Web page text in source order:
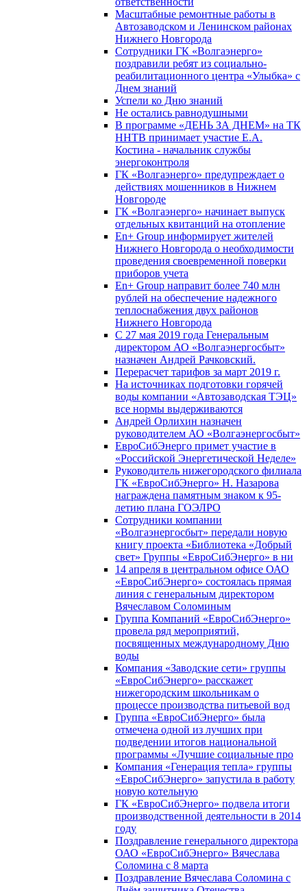
Масштабные ремонтные работы в
Автозаводском и Ленинском районах
Нижнего Новгорода
Сотрудники ГК «Волгаэнерго»
поздравили ребят из социально-
реабилитационного центра «Улыбка» с
Днем знаний
Успели ко Дню знаний
Не остались равнодушными
В программе «ДЕНЬ ЗА ДНЕМ» на ТК
ННТВ принимает участие Е.А.
Костина - начальник службы
энергоконтроля
ГК «Волгаэнерго» предупреждает о
действиях мошенников в Нижнем
Новгороде
ГК «Волгаэнерго» начинает выпуск
отдельных квитанций на отопление
En+ Group информирует жителей
Нижнего Новгорода о необходимости
проведения своевременной поверки
приборов учета
En+ Group направит более 740 млн
рублей на обеспечение надежного
теплоснабжения двух районов
Нижнего Новгорода
С 27 мая 2019 года Генеральным
директором АО «Волгаэнергосбыт»
назначен Андрей Рачковский.
Перерасчет тарифов за март 2019 г.
На источниках подготовки горячей
воды компании «Автозаводская ТЭЦ»
все нормы выдерживаются
Андрей Орлихин назначен
руководителем АО «Волгаэнергосбыт»
ЕвроСибЭнерго примет участие в
«Российской Энергетической Неделе»
Руководитель нижегородского филиала
ГК «ЕвроСибЭнерго» Н. Назарова
награждена памятным знаком к 95-
летию плана ГОЭЛРО
Сотрудники компании
«Волгаэнергосбыт» передали новую
книгу проекта «Библиотека «Добрый
свет» Группы «ЕвроСибЭнерго» в ни
14 апреля в центральном офисе ОАО
«ЕвроСибЭнерго» состоялась прямая
линия с генеральным директором
Вячеславом Соломиным
Группа Компаний «ЕвроСибЭнерго»
провела ряд мероприятий,
посвященных международному Дню
воды
Компания «Заводские сети» группы
«ЕвроСибЭнерго» расскажет
нижегородским школьникам о
процессе производства питьевой вод
Группа «ЕвроСибЭнерго» была
отмечена одной из лучших при
подведении итогов национальной
программы «Лучшие социальные про
Компания «Генерация тепла» группы
«ЕвроСибЭнерго» запустила в работу
новую котельную
ГК «ЕвроСибЭнерго» подвела итоги
производственной деятельности в 2014
году
Поздравление генерального директора
ОАО «ЕвроСибЭнерго» Вячеслава
Соломина с 8 марта
Поздравление Вячеслава Соломина с